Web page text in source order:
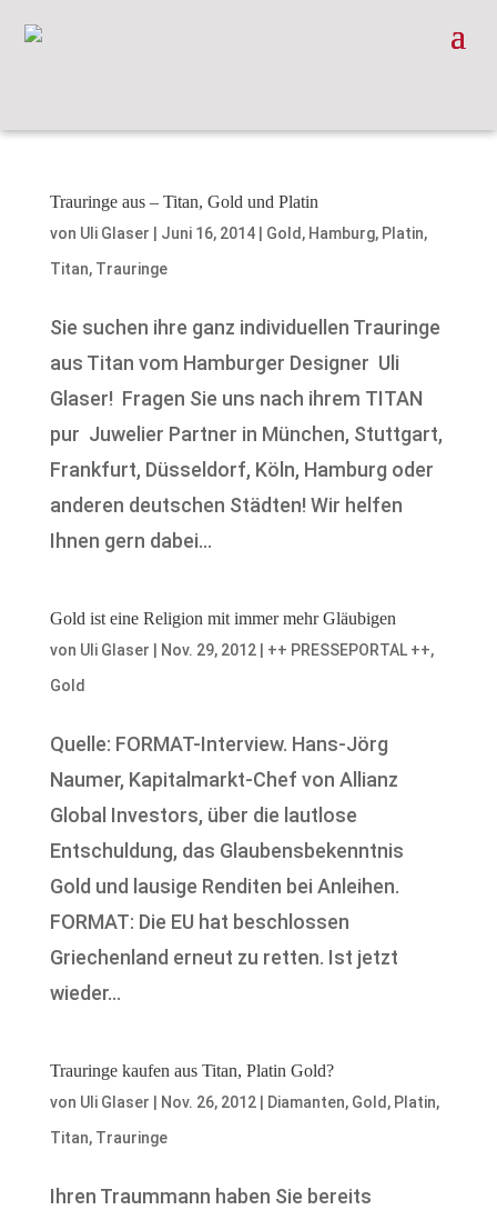
Trauringe aus – Titan, Gold und Platin
von Uli Glaser Juni 16, 2014| Gold , Hamburg, Platin,
Titan, Trauringe
Sie suchen ihre ganz individuellen Trauringe
aus Titan vom Hamburger Designer Uli
Glaser! Fragen Sie uns nach ihrem TITAN
pur Juwelier Partner in München, Stuttgart,
Frankfurt, Düsseldorf, Köln, Hamburg oder
anderen deutschen Städten! Wir helfen
Ihnen gern dabei...
Gold ist eine Religion mit immer mehr Gläubigen
von Uli Glaser Nov. 29, 2012| ++ PRESSEPORTAL ++,
Gold
Quelle: FORMAT-Interview. Hans-Jörg
Naumer, Kapitalmarkt-Chef von Allianz
Global Investors, über die lautlose
Entschuldung, das Glaubensbekenntnis
Gold und lausige Renditen bei Anleihen.
FORMAT: Die EU hat beschlossen
Griechenland erneut zu retten. Ist jetzt
wieder...
Trauringe kaufen aus Titan, Platin Gold?
von Uli Glaser Nov. 26, 2012| Diamanten, Gold , Platin,
Titan, Trauringe
Ihren Traummann haben Sie bereits